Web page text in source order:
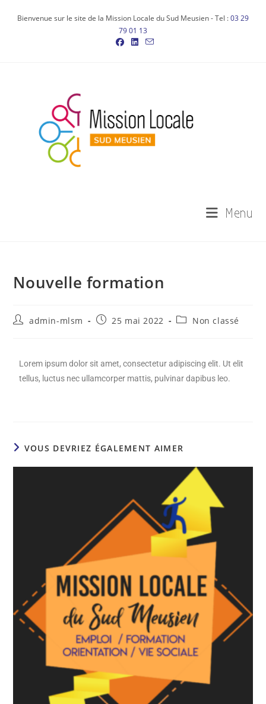
Bienvenue sur le site de la Mission Locale du Sud Meusien - Tel :03 29
79 01 13
Menu
Nouvelle formation
admin-mlsm 25 mai 2022 Non classé
Lorem ipsum dolor sit amet, consectetur adipiscing elit. Ut elit
tellus, luctus nec ullamcorper mattis, pulvinar dapibus leo.
VOUS DEVRIEZ ÉGALEMENT AIMER